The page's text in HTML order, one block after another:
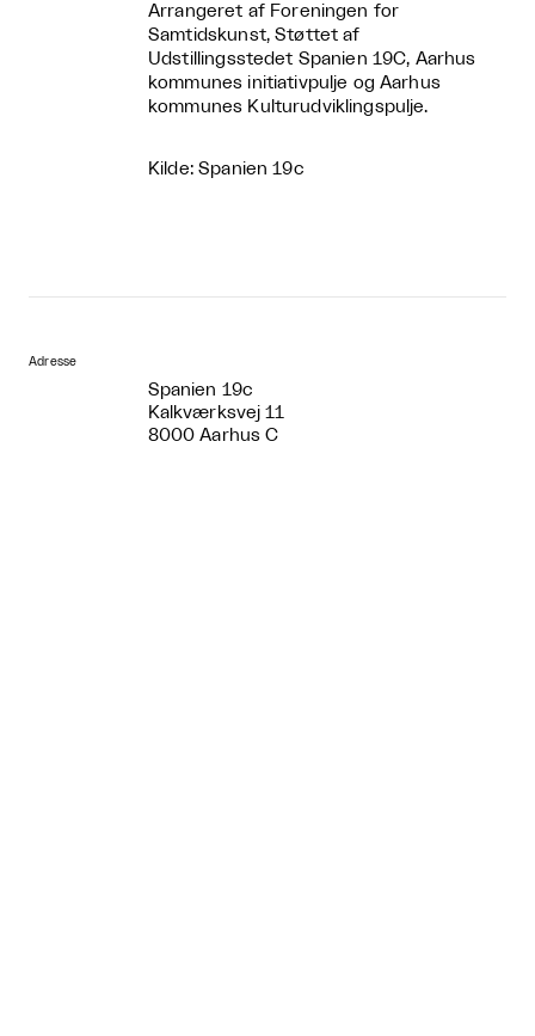
Arrangeret af Foreningen for
Samtidskunst, Støttet af
Udstillingsstedet Spanien 19C, Aarhus
kommunes initiativpulje og Aarhus
kommunes Kulturudviklingspulje.
Kilde: Spanien 19c
Adresse
Spanien 19c
Kalkværksvej 11
8000 Aarhus C